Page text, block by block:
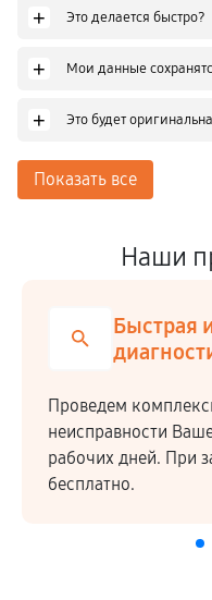
+ Это делается быстро?
+ Мои данные
+ Это будет
Показать все
Наши
Быстрая
Проведем
неисправности
рабочих дней. При
бесплатно.